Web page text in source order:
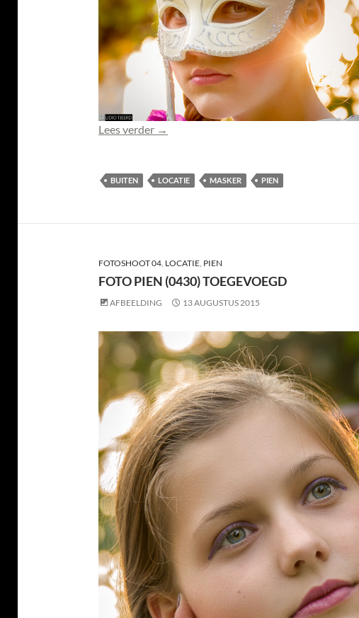
Lees verder Foto Pien (0431-2) toegevoegd
→
BUITEN LOCATIE MASKER PIEN
FOTOSHOOT 04 LOCATIE PIEN
FOTO PIEN (0430) TOEGEVOEGD
AFBEELDING 13 AUGUSTUS 2015